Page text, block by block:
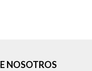
NOSOTROS